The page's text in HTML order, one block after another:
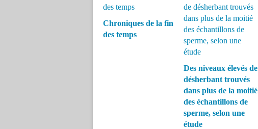
Chroniques de la fin
des temps
Des niveaux élevés de
désherbant trouvés
dans plus de la moitié
des échantillons de
sperme, selon une
étude